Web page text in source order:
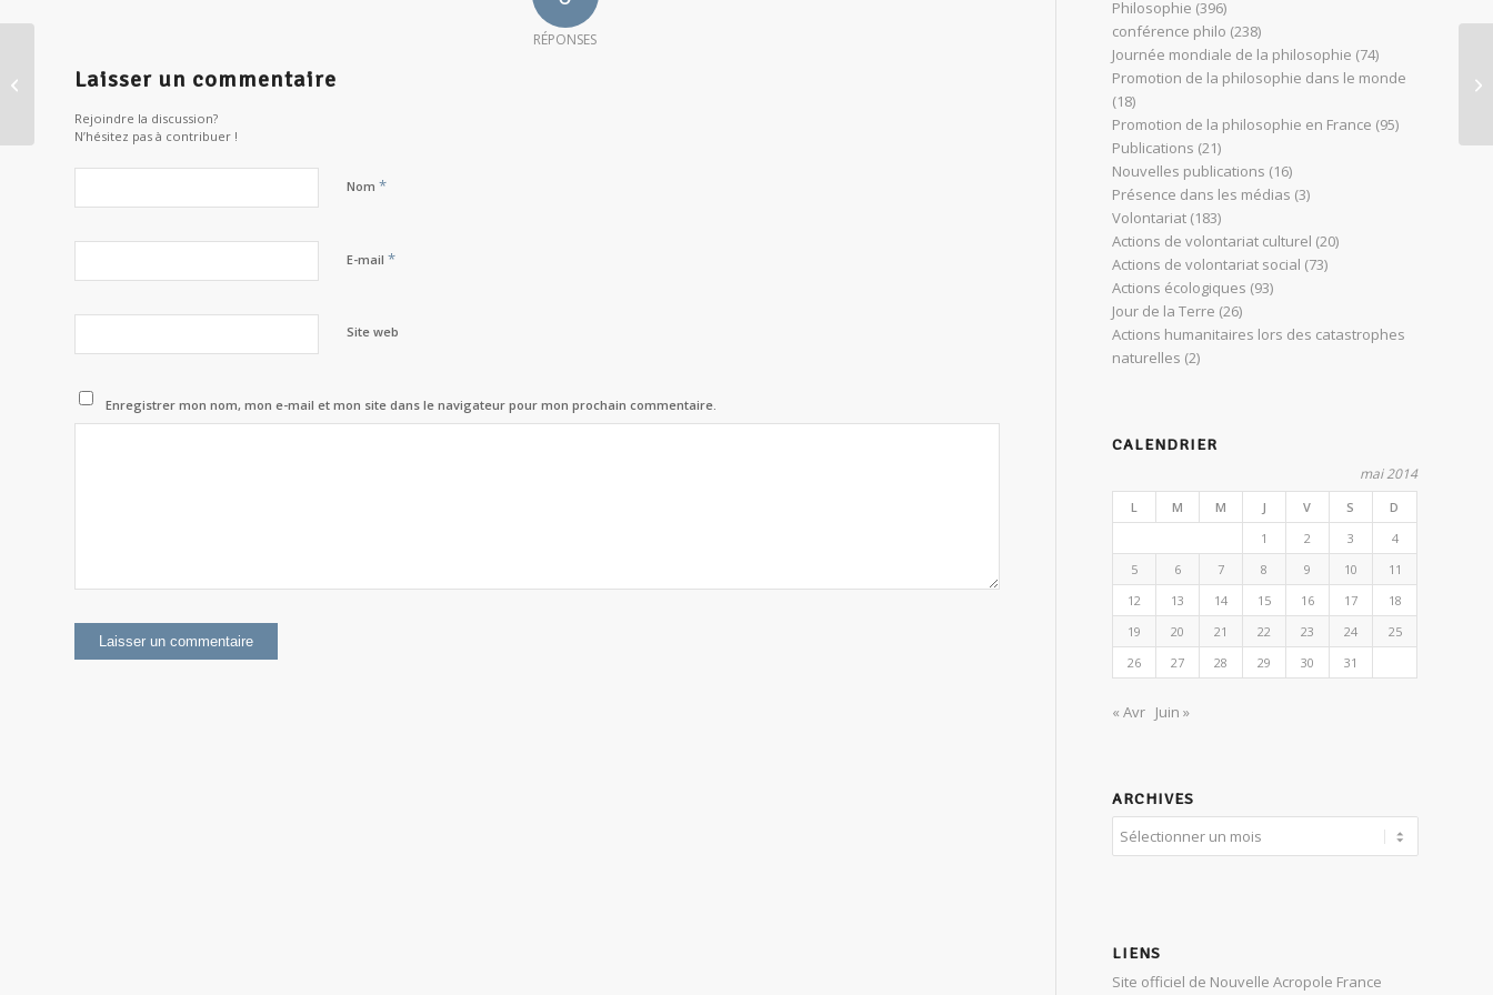
RÉPONSES
Laisser un commentaire
Rejoindre la discussion?
N’hésitez pas à contribuer !
Nom *
E-mail *
Site web
Enregistrer mon nom, mon e-mail et mon site dans le navigateur pour mon prochain commentaire.
Philosophie (396)
conférence philo (238)
Journée mondiale de la philosophie (74)
Promotion de la philosophie dans le monde
(18)
Promotion de la philosophie en France (95)
Publications (21)
Nouvelles publications (16)
Présence dans les médias (3)
Volontariat (183)
Actions de volontariat culturel (20)
Actions de volontariat social (73)
Actions écologiques (93)
Jour de la Terre (26)
Actions humanitaires lors des catastrophes
naturelles (2)
CALENDRIER
mai 2014
L M M J V S
D
1
2 3
4
5
6 7 8 9 10
11
12
13 14 15 16 17
18
19
20 21 22 23 24
25
26
27 28 29 30 31
« Avr Juin »
ARCHIVES
LIENS
Site officiel de Nouvelle Acropole France
Pharaons selon Helena Petrovna